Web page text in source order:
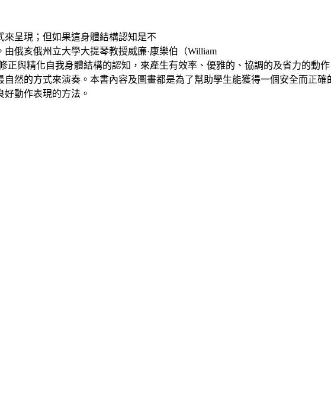
呈現；但如果這身體結構認知是不
俄亥俄州立大學大提琴教授威廉·康樂伯（William
正與精化自我身體結構的認知，來產生有效率、優雅的、協調的及省力的動
然的方式來演奏。本書內容及圖畫都是為了幫助學生能獲得一個安全而正確
好動作表現的方法 。